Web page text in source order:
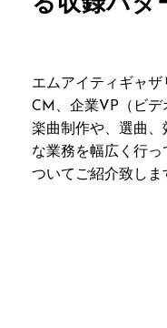
る収録パタ
エムアイティギャ
CM、企業VP（ビデ
楽曲制作や、選曲、
な業務を幅広く行
ついてご紹介致しま